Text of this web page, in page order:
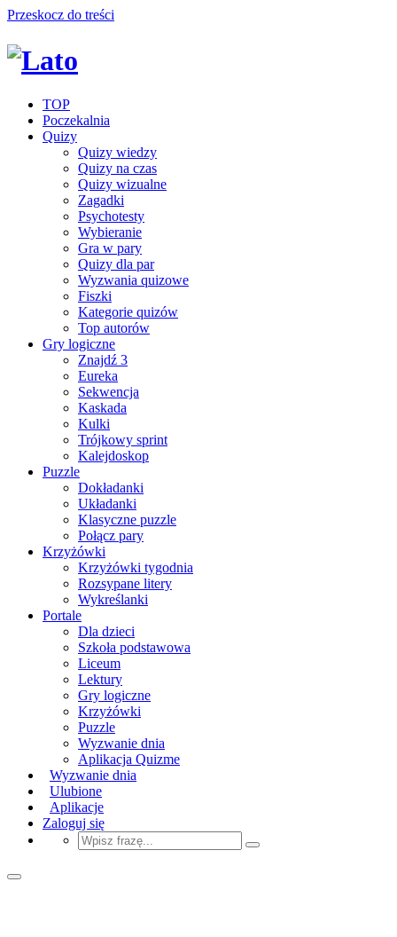
Przeskocz do treści
TOP
Poczekalnia
Quizy
Quizy wiedzy
Quizy na czas
Quizy wizualne
Zagadki
Psychotesty
Wybieranie
Gra w pary
Quizy dla par
Wyzwania quizowe
Fiszki
Kategorie quizów
Top autorów
Gry logiczne
Znajdź 3
Eureka
Sekwencja
Kaskada
Kulki
Trójkowy sprint
Kalejdoskop
Puzzle
Dokładanki
Układanki
Klasyczne puzzle
Połącz pary
Krzyżówki
Krzyżówki tygodnia
Rozsypane litery
Wykreślanki
Portale
Dla dzieci
Szkoła podstawowa
Liceum
Lektury
Gry logiczne
Krzyżówki
Puzzle
Wyzwanie dnia
Aplikacja Quizme
Wyzwanie dnia
Ulubione
Aplikacje
Zaloguj się